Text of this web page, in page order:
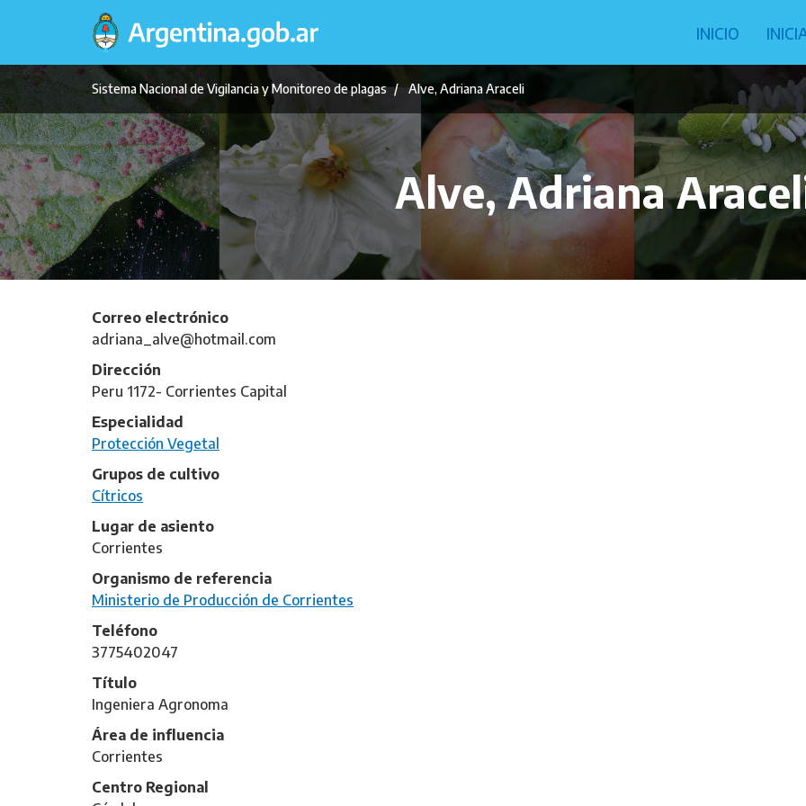
principal
INICIO
Sistema Nacional de Vigilancia y Monitoreo de plagas Alve, Adriana Araceli
Alve, Adriana
Correo electrónico
adriana_alve@hotmail.com
Dirección
Peru 1172- Corrientes Capital
Especialidad
Protección Vegetal
Grupos de cultivo
Cítricos
Lugar de asiento
Corrientes
Organismo de referencia
Ministerio de Producción de Corrientes
Teléfono
3775402047
Título
Ingeniera Agronoma
Área de influencia
Corrientes
Centro Regional